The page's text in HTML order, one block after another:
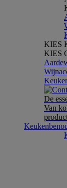
KIES
KIES
De
Van